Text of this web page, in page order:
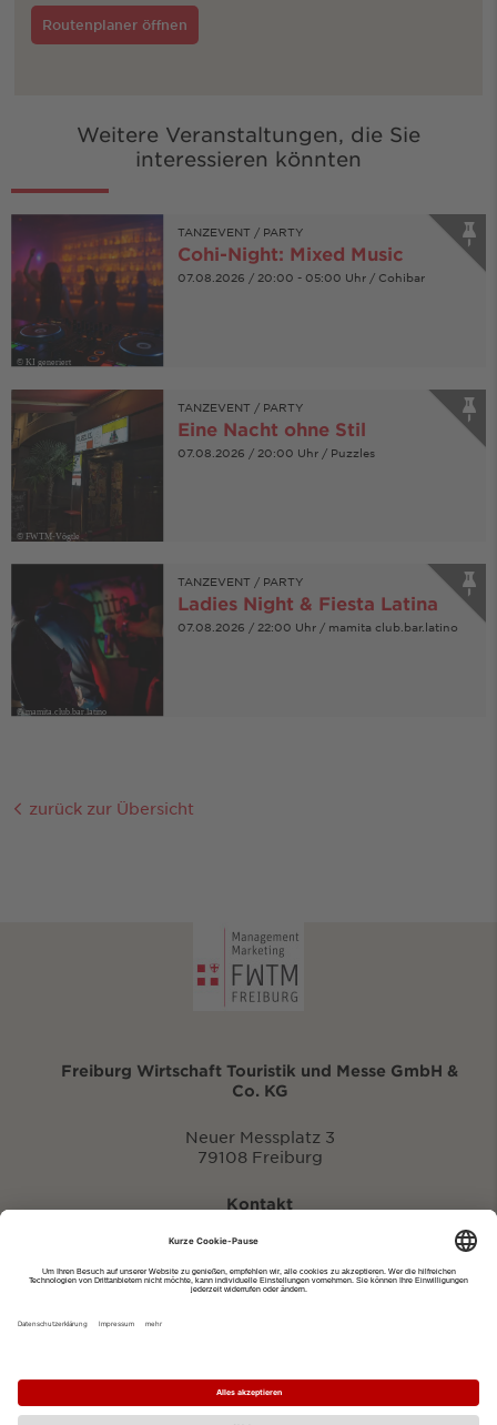
Routenplaner öffnen
Weitere Veranstaltungen, die Sie
interessieren könnten
© KI generiert
TANZEVENT / PARTY
Cohi-Night: Mixed Music
07.08.2026 / 20:00 - 05:00 Uhr / Cohibar
© FWTM-Vögtle
TANZEVENT / PARTY
Eine Nacht ohne Stil
07.08.2026 / 20:00 Uhr / Puzzles
© mamita.club.bar.latino
TANZEVENT / PARTY
Ladies Night & Fiesta Latina
07.08.2026 / 22:00 Uhr / mamita club.bar.latino
zurück zur Übersicht
Freiburg Wirtschaft Touristik und Messe GmbH &
Co. KG
Neuer Messplatz 3
79108 Freiburg
Kontakt
eventportal@fwtm.de
Impressum